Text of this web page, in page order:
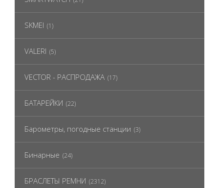
SKMEI (1)
VALERI (5)
VECTOR - РАСПРОДАЖА (17)
БАТАРЕЙКИ (22)
Барометры, погодные станции (3)
Бинарные (24)
БРАСЛЕТЫ РЕМНИ (2312)